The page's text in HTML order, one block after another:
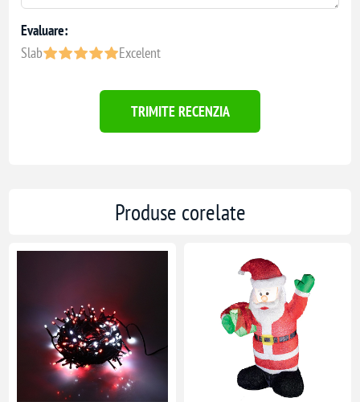
Evaluare:
Slab
Excelent
TRIMITE RECENZIA
Produse corelate